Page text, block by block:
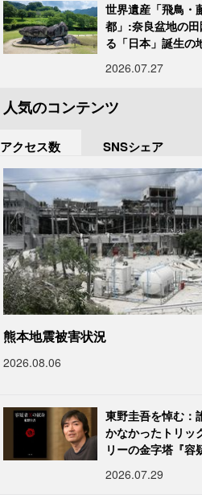
世界遺産「飛鳥・
都」:奈良盆地の
る「日本」誕生の
2026.07.27
人気のコンテンツ
アクセス数 SNSシェア
熊本地震被害状況
2026.08.06
東野圭吾を悼む：
かなかったトリッ
リーの金字塔『容
2026.07.29